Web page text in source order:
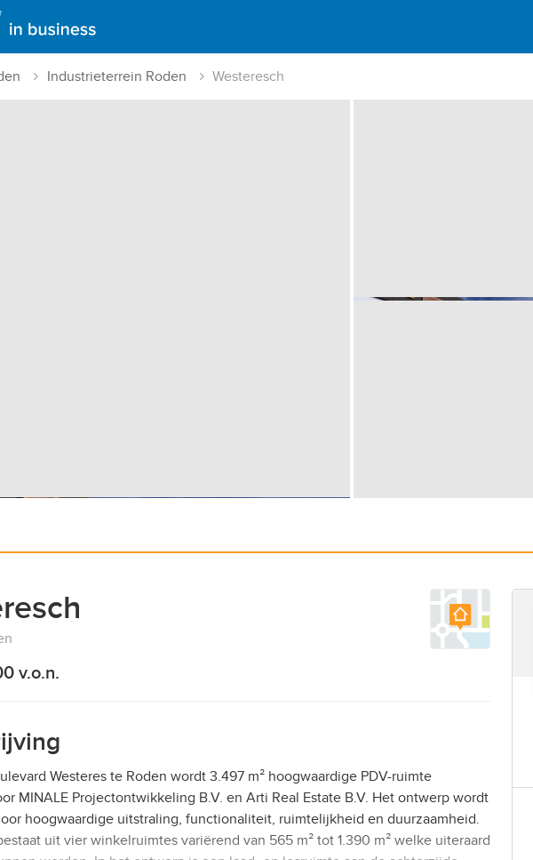
Industrieterrein Roden Westeresch
v.o.n.
Westeres te Roden wordt 3.497 m² hoogwaardige PDV-ruimte
MINALE Projectontwikkeling B.V. en Arti Real Estate B.V. Het ontwerp wordt
hoogwaardige uitstraling, functionaliteit, ruimtelijkheid en duurzaamheid.
uit vier winkelruimtes variërend van 565 m² tot 1.390 m² welke uiteraard